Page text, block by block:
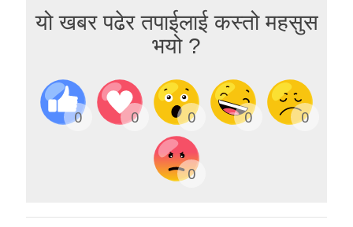
यो खबर पढेर तपाईलाई कस्तो महसुस
भयो ?
0 0 0 0 0
0